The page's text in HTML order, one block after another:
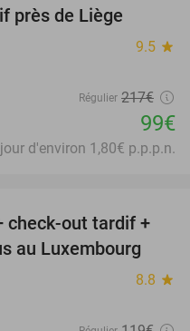
près de Liège
9.5 star
Régulier 217€
99€
d'environ 1,80€ p.p.p.n.
17%
check-out tardif +
au Luxembourg
8.8 star